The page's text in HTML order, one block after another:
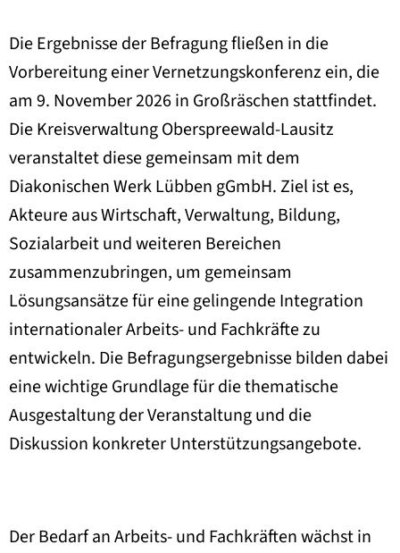
Die Ergebnisse der Befragung fließen in die
Vorbereitung einer Vernetzungskonferenz ein, die
am 9. November 2026 in Großräschen stattfindet.
Die Kreisverwaltung Oberspreewald-Lausitz
veranstaltet diese gemeinsam mit dem
Diakonischen Werk Lübben gGmbH. Ziel ist es,
Akteure aus Wirtschaft, Verwaltung, Bildung,
Sozialarbeit und weiteren Bereichen
zusammenzubringen, um gemeinsam
Lösungsansätze für eine gelingende Integration
internationaler Arbeits- und Fachkräfte zu
entwickeln. Die Befragungsergebnisse bilden dabei
eine wichtige Grundlage für die thematische
Ausgestaltung der Veranstaltung und die
Diskussion konkreter Unterstützungsangebote.
Der Bedarf an Arbeits- und Fachkräften wächst in